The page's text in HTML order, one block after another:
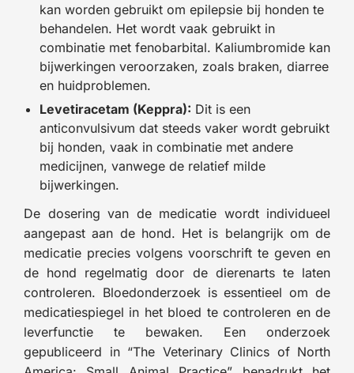
kan worden gebruikt om epilepsie bij honden te
behandelen. Het wordt vaak gebruikt in
combinatie met fenobarbital. Kaliumbromide kan
bijwerkingen veroorzaken, zoals braken, diarree
en huidproblemen.
Levetiracetam (Keppra): Dit is een
anticonvulsivum dat steeds vaker wordt gebruikt
bij honden, vaak in combinatie met andere
medicijnen, vanwege de relatief milde
bijwerkingen.
De dosering van de medicatie wordt individueel
aangepast aan de hond. Het is belangrijk om de
medicatie precies volgens voorschrift te geven en
de hond regelmatig door de dierenarts te laten
controleren. Bloedonderzoek is essentieel om de
medicatiespiegel in het bloed te controleren en de
leverfunctie te bewaken. Een onderzoek
gepubliceerd in “The Veterinary Clinics of North